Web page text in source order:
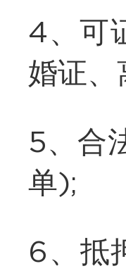
4、可
婚证、
5、合
单);
6、抵